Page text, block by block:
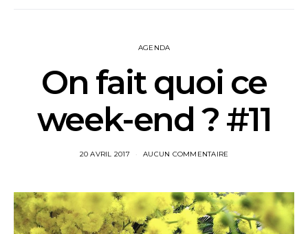
AGENDA
On fait quoi ce
week-end ? #11
20 AVRIL 2017 AUCUN COMMENTAIRE